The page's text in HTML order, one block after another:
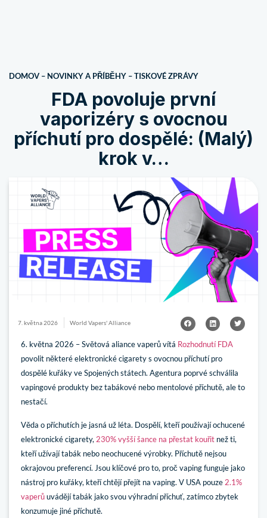
DOMOV – NOVINKY A PŘÍBĚHY –TISKOVÉ ZPRÁVY
FDA povoluje první
vaporizéry s ovocnou
příchutí pro dospělé: (Malý)
krok v…
7. května 2026 World Vapers' Alliance
6. května 2026 – Světová aliance vaperů vítá Rozhodnutí FDA
povolit některé elektronické cigarety s ovocnou příchutí pro
dospělé kuřáky ve Spojených státech. Agentura poprvé schválila
vapingové produkty bez tabákové nebo mentolové příchutě, ale to
nestačí.
Věda o příchutích je jasná už léta. Dospělí, kteří používají ochucené
elektronické cigarety, 230% vyšší šance na přestat kouřit než ti,
kteří užívají tabák nebo neochucené výrobky. Příchutě nejsou
okrajovou preferencí. Jsou klíčové pro to, proč vaping funguje jako
nástroj pro kuřáky, kteří chtějí přejít na vaping. V USA pouze 2.1%
vaperůuvádějí tabák jako svou výhradní příchuť, zatímco zbytek
konzumuje jiné příchutě.